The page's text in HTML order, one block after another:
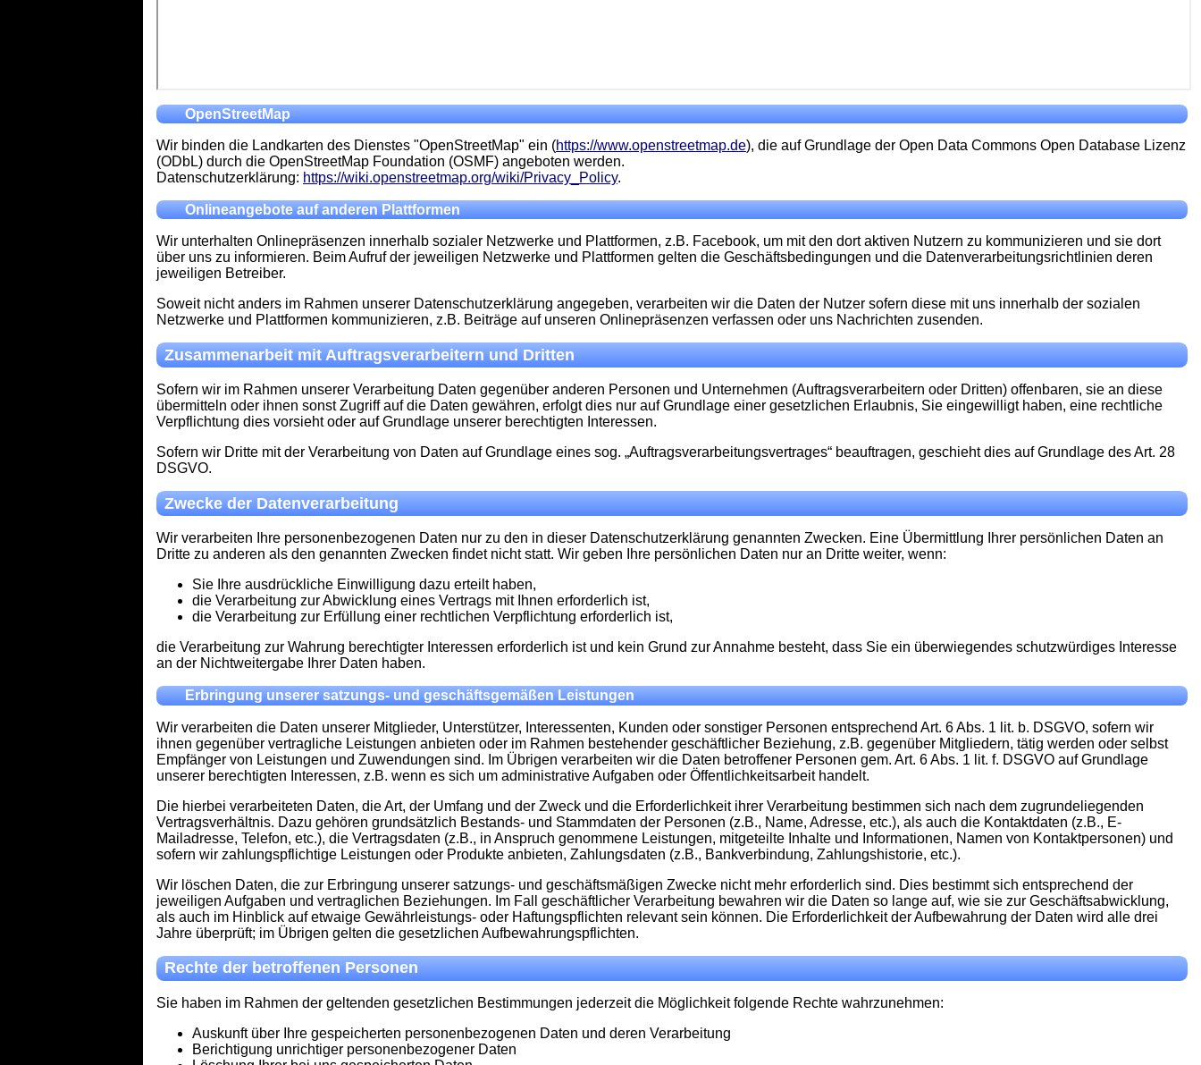
OpenStreetMap
Wir binden die Landkarten des Dienstes "OpenStreetMap" ein (https://www.openstreetmap.de), die auf Grundlage der Open Data Commons Open Database Lizenz
(ODbL) durch die OpenStreetMap Foundation (OSMF) angeboten werden.
Datenschutzerklärung: https://wiki.openstreetmap.org/wiki/Privacy_Policy.
Onlineangebote auf anderen Plattformen
Wir unterhalten Onlinepräsenzen innerhalb sozialer Netzwerke und Plattformen, z.B. Facebook, um mit den dort aktiven Nutzern zu kommunizieren und sie dort
über uns zu informieren. Beim Aufruf der jeweiligen Netzwerke und Plattformen gelten die Geschäftsbedingungen und die Datenverarbeitungsrichtlinien deren
jeweiligen Betreiber.
Soweit nicht anders im Rahmen unserer Datenschutzerklärung angegeben, verarbeiten wir die Daten der Nutzer sofern diese mit uns innerhalb der sozialen
Netzwerke und Plattformen kommunizieren, z.B. Beiträge auf unseren Onlinepräsenzen verfassen oder uns Nachrichten zusenden.
Zusammenarbeit mit Auftragsverarbeitern und Dritten
Sofern wir im Rahmen unserer Verarbeitung Daten gegenüber anderen Personen und Unternehmen (Auftragsverarbeitern oder Dritten) offenbaren, sie an diese
übermitteln oder ihnen sonst Zugriff auf die Daten gewähren, erfolgt dies nur auf Grundlage einer gesetzlichen Erlaubnis, Sie eingewilligt haben, eine rechtliche
Verpflichtung dies vorsieht oder auf Grundlage unserer berechtigten Interessen.
Sofern wir Dritte mit der Verarbeitung von Daten auf Grundlage eines sog. „Auftragsverarbeitungsvertrages“ beauftragen, geschieht dies auf Grundlage des Art. 28
DSGVO.
Zwecke der Datenverarbeitung
Wir verarbeiten Ihre personenbezogenen Daten nur zu den in dieser Datenschutzerklärung genannten Zwecken. Eine Übermittlung Ihrer persönlichen Daten an
Dritte zu anderen als den genannten Zwecken findet nicht statt. Wir geben Ihre persönlichen Daten nur an Dritte weiter, wenn:
Sie Ihre ausdrückliche Einwilligung dazu erteilt haben,
die Verarbeitung zur Abwicklung eines Vertrags mit Ihnen erforderlich ist,
die Verarbeitung zur Erfüllung einer rechtlichen Verpflichtung erforderlich ist,
die Verarbeitung zur Wahrung berechtigter Interessen erforderlich ist und kein Grund zur Annahme besteht, dass Sie ein überwiegendes schutzwürdiges Interesse
an der Nichtweitergabe Ihrer Daten haben.
Erbringung unserer satzungs- und geschäftsgemäßen Leistungen
Wir verarbeiten die Daten unserer Mitglieder, Unterstützer, Interessenten, Kunden oder sonstiger Personen entsprechend Art. 6 Abs. 1 lit. b. DSGVO, sofern wir
ihnen gegenüber vertragliche Leistungen anbieten oder im Rahmen bestehender geschäftlicher Beziehung, z.B. gegenüber Mitgliedern, tätig werden oder selbst
Empfänger von Leistungen und Zuwendungen sind. Im Übrigen verarbeiten wir die Daten betroffener Personen gem. Art. 6 Abs. 1 lit. f. DSGVO auf Grundlage
unserer berechtigten Interessen, z.B. wenn es sich um administrative Aufgaben oder Öffentlichkeitsarbeit handelt.
Die hierbei verarbeiteten Daten, die Art, der Umfang und der Zweck und die Erforderlichkeit ihrer Verarbeitung bestimmen sich nach dem zugrundeliegenden
Vertragsverhältnis. Dazu gehören grundsätzlich Bestands- und Stammdaten der Personen (z.B., Name, Adresse, etc.), als auch die Kontaktdaten (z.B., E-
Mailadresse, Telefon, etc.), die Vertragsdaten (z.B., in Anspruch genommene Leistungen, mitgeteilte Inhalte und Informationen, Namen von Kontaktpersonen) und
sofern wir zahlungspflichtige Leistungen oder Produkte anbieten, Zahlungsdaten (z.B., Bankverbindung, Zahlungshistorie, etc.).
Wir löschen Daten, die zur Erbringung unserer satzungs- und geschäftsmäßigen Zwecke nicht mehr erforderlich sind. Dies bestimmt sich entsprechend der
jeweiligen Aufgaben und vertraglichen Beziehungen. Im Fall geschäftlicher Verarbeitung bewahren wir die Daten so lange auf, wie sie zur Geschäftsabwicklung,
als auch im Hinblick auf etwaige Gewährleistungs- oder Haftungspflichten relevant sein können. Die Erforderlichkeit der Aufbewahrung der Daten wird alle drei
Jahre überprüft; im Übrigen gelten die gesetzlichen Aufbewahrungspflichten.
Rechte der betroffenen Personen
Sie haben im Rahmen der geltenden gesetzlichen Bestimmungen jederzeit die Möglichkeit folgende Rechte wahrzunehmen:
Auskunft über Ihre gespeicherten personenbezogenen Daten und deren Verarbeitung
Berichtigung unrichtiger personenbezogener Daten